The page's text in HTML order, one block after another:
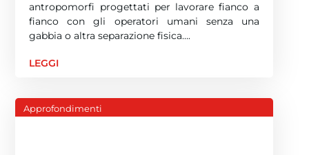
antropomorfi progettati per lavorare fianco a
fianco con gli operatori umani senza una
gabbia o altra separazione fisica….
LEGGI
Approfondimenti